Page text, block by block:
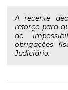
A recente
reforço para
da
obrigações
Judiciário.